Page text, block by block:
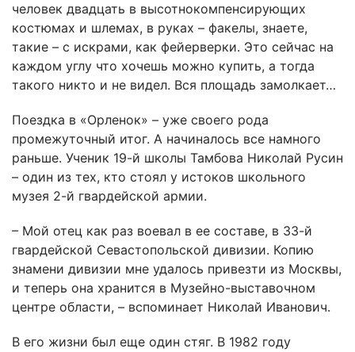
человек двадцать в высотнокомпенсирующих
костюмах и шлемах, в руках – факелы, знаете,
такие – с искрами, как фейерверки. Это сейчас на
каждом углу что хочешь можно купить, а тогда
такого никто и не видел. Вся площадь замолкает…
Поездка в «Орленок» – уже своего рода
промежуточный итог. А начиналось все намного
раньше. Ученик 19-й школы Тамбова Николай Русин
– один из тех, кто стоял у истоков школьного
музея 2-й гвардейской армии.
– Мой отец как раз воевал в ее составе, в 33-й
гвардейской Севастопольской дивизии. Копию
знамени дивизии мне удалось привезти из Москвы,
и теперь она хранится в Музейно-выставочном
центре области, – вспоминает Николай Иванович.
В его жизни был еще один стяг. В 1982 году